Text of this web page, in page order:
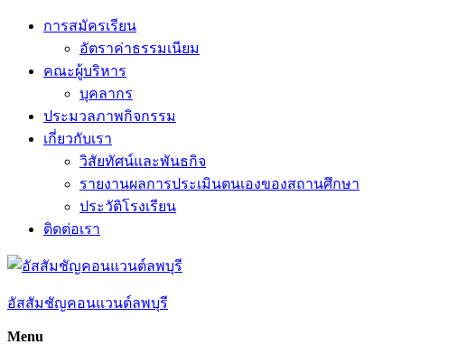
Skip
การสมัครเรียน
อัตราค่าธรรมเนียม
คณะผู้บริหาร
บุคลากร
ประมวลภาพกิจกรรม
เกี่ยวกับเรา
วิสัยทัศน์และพันธกิจ
รายงานผลการประเมินตนเองของสถานศึกษา
ประวัติโรงเรียน
ติดต่อเรา
อัสสัมชัญคอนแวนต์ลพบุรี
Menu